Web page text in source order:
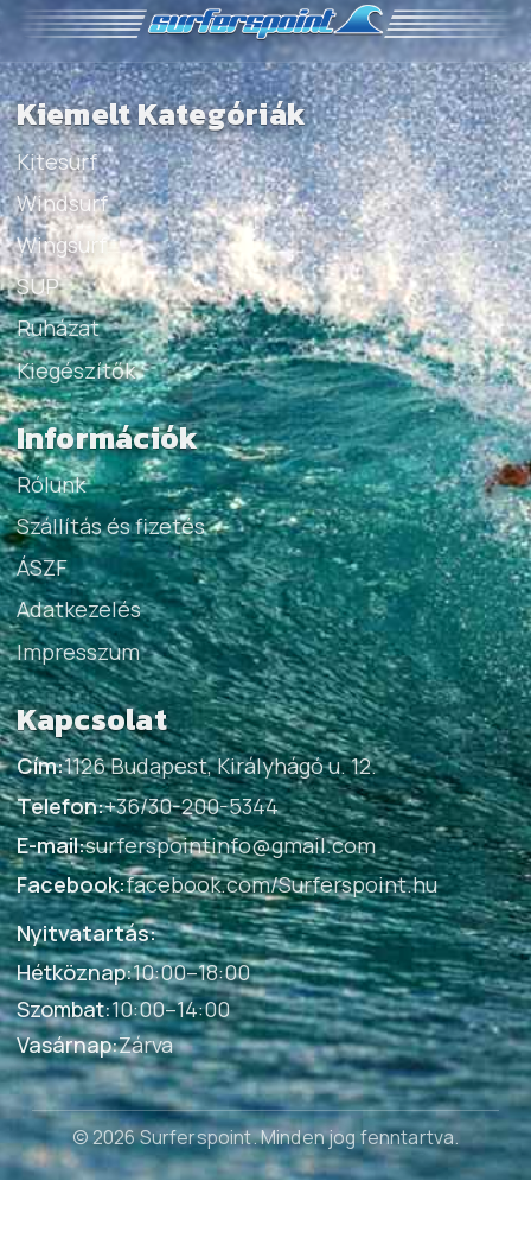
Kiemelt Kategóriák
Kitesurf
Windsurf
Wingsurf
SUP
Ruházat
Kiegészítők
Információk
Rólunk
Szállítás és fizetés
ÁSZF
Adatkezelés
Impresszum
Kapcsolat
Cím:1126 Budapest, Királyhágó u. 12.
Telefon:+36/30-200-5344
E-mail:surferspointinfo@gmail.com
Facebook:facebook.com/Surferspoint.hu
Nyitvatartás:
Hétköznap:10:00–18:00
Szombat:10:00–14:00
Vasárnap:Zárva
© 2026 Surferspoint. Minden jog fenntartva.